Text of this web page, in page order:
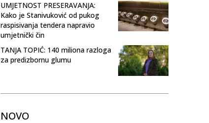
UMJETNOST PRESERAVANJA:
Kako je Stanivuković od pukog
raspisivanja tendera napravio
umjetnički čin
TANJA TOPIĆ: 140 miliona razloga
za predizbornu glumu
NOVO